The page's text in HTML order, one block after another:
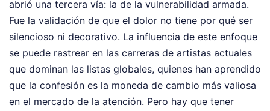
abrió una tercera vía: la de la vulnerabilidad armada.
Fue la validación de que el dolor no tiene por qué ser
silencioso ni decorativo. La influencia de este enfoque
se puede rastrear en las carreras de artistas actuales
que dominan las listas globales, quienes han aprendido
que la confesión es la moneda de cambio más valiosa
en el mercado de la atención. Pero hay que tener